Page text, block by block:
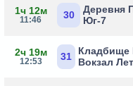
1ч 12м
11:46 30
Деревня
Юг-7
2ч 19м
12:53 31
Кладбище
Вокзал